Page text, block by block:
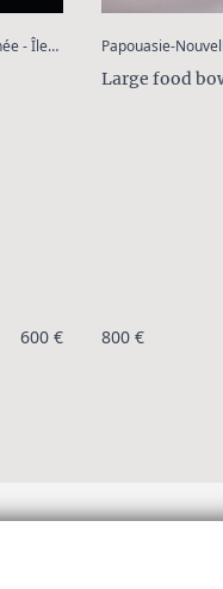
Papouasie-Nouvelle-Guinée - Îles Tami
600 €
Large food
800 €